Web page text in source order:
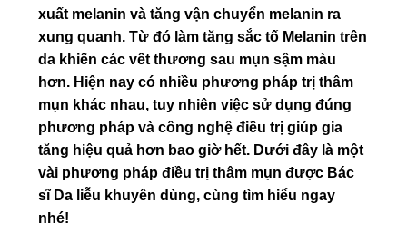
xuất melanin và tăng vận chuyển melanin ra
xung quanh. Từ đó làm tăng sắc tố Melanin trên
da khiến các vết thương sau mụn sậm màu
hơn. Hiện nay có nhiều phương pháp trị thâm
mụn khác nhau, tuy nhiên việc sử dụng đúng
phương pháp và công nghệ điều trị giúp gia
tăng hiệu quả hơn bao giờ hết. Dưới đây là một
vài phương pháp điều trị thâm mụn được Bác
sĩ Da liễu khuyên dùng, cùng tìm hiểu ngay
nhé!